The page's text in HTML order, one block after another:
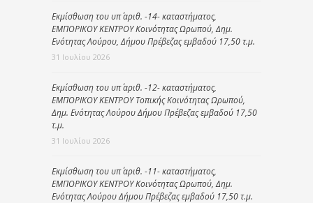
Εκμίσθωση του υπ΄ αριθ. -14- καταστήματος,
ΕΜΠΟΡΙΚΟΥ ΚΕΝΤΡΟΥ Κοινότητας Ωρωπού, Δημ.
Ενότητας Λούρου, Δήμου Πρέβεζας εμβαδού 17,50 τ.μ.
31 Ιουλίου 2026
Εκμίσθωση του υπ΄ αριθ. -12- καταστήματος,
ΕΜΠΟΡΙΚΟΥ ΚΕΝΤΡΟΥ Τοπικής Κοινότητας Ωρωπού,
Δημ. Ενότητας Λούρου Δήμου Πρέβεζας εμβαδού 17,50
τ.μ.
31 Ιουλίου 2026
Εκμίσθωση του υπ΄ αριθ. -11- καταστήματος,
ΕΜΠΟΡΙΚΟΥ ΚΕΝΤΡΟΥ Κοινότητας Ωρωπού, Δημ.
Ενότητας Λούρου Δήμου Πρέβεζας εμβαδού 17,50 τ.μ.